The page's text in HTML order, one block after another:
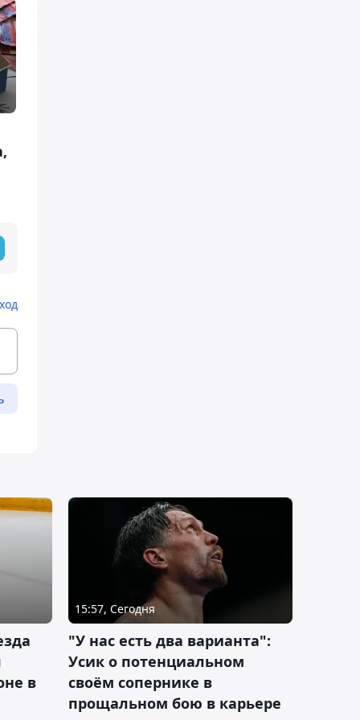
в
15:57, Сегодня
"У нас есть два варианта":
Усик о потенциальном
своём сопернике в
прощальном бою в карьере